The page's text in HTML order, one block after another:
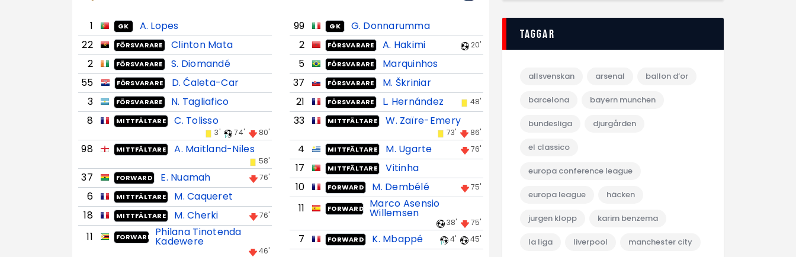
1 GK
A. Lopes
22
FÖRSVARARE
Clinton Mata
2
FÖRSVARARE
S. Diomandé
55
FÖRSVARARE
D. Ćaleta-Car
3
FÖRSVARARE
N. Tagliafico
8
MITTFÄLTARE C. Tolisso
3' 74' 80'
98 MITTFÄLTARE A. Maitland-Niles
58'
37 FORWARD E. Nuamah 76'
6 MITTFÄLTARE
M. Caqueret
18
MITTFÄLTARE M. Cherki 76'
11 FORWARD Philana Tinotenda
Kadewere
46'
99 GK
G. Donnarumma
2
FÖRSVARARE A. Hakimi 20'
5 FÖRSVARARE
Marquinhos
37
FÖRSVARARE
M. Škriniar
21
FÖRSVARARE L. Hernández 48'
33 MITTFÄLTARE W. Zaïre-Emery
73' 86'
4 MITTFÄLTARE M. Ugarte 76'
17 MITTFÄLTARE
Vitinha
10
FORWARD M. Dembélé 75'
11 FORWARD Marco Asensio
Willemsen
38' 75'
7 FORWARD K. Mbappé 4' 45'
Taggar
allsvenskan arsenal ballon d‘or
barcelona bayern munchen
bundesliga djurgården
el classico
europa conference league
europa league häcken
jurgen klopp karim benzema
la liga liverpool manchester city